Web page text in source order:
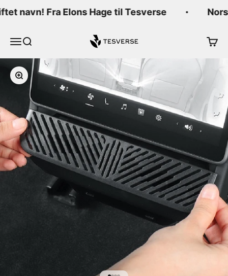
navn! Fra Elons Hage til Tesverse
Meny
Søk Tesverse
Forstørr